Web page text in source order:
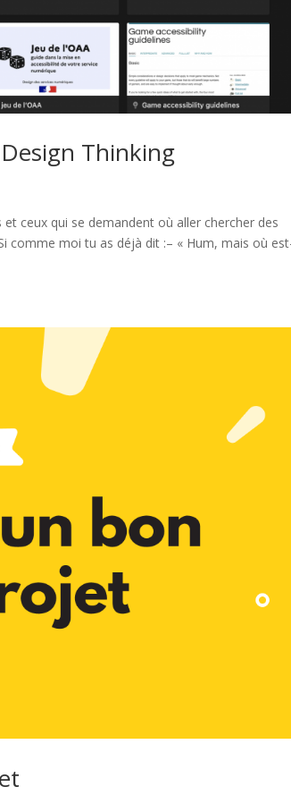
Thinking
ceux qui se demandent où aller chercher des
comme moi tu as déjà dit :– « Hum, mais où